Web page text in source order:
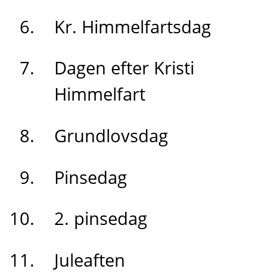
Kr. Himmelfartsdag
Dagen efter Kristi
Himmelfart
Grundlovsdag
Pinsedag
2. pinsedag
Juleaften